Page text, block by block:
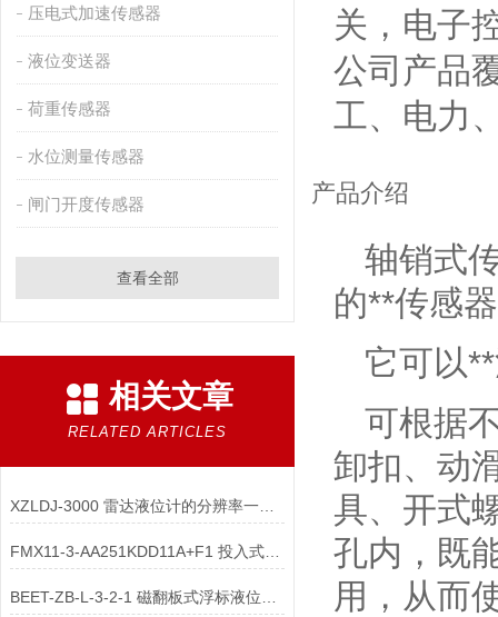
压电式加速传感器
液位变送器
荷重传感器
水位测量传感器
闸门开度传感器
查看全部
相关文章
RELATED ARTICLES
XZLDJ-3000 雷达液位计的分辨率一般多少合适
FMX11-3-AA251KDD11A+F1 投入式液位计安装方式
关，电子
公司产品
工、电力
产品介绍
轴销式
的**传感
它可以
可根据
卸扣、动
具、开式
孔内，既
用，从而